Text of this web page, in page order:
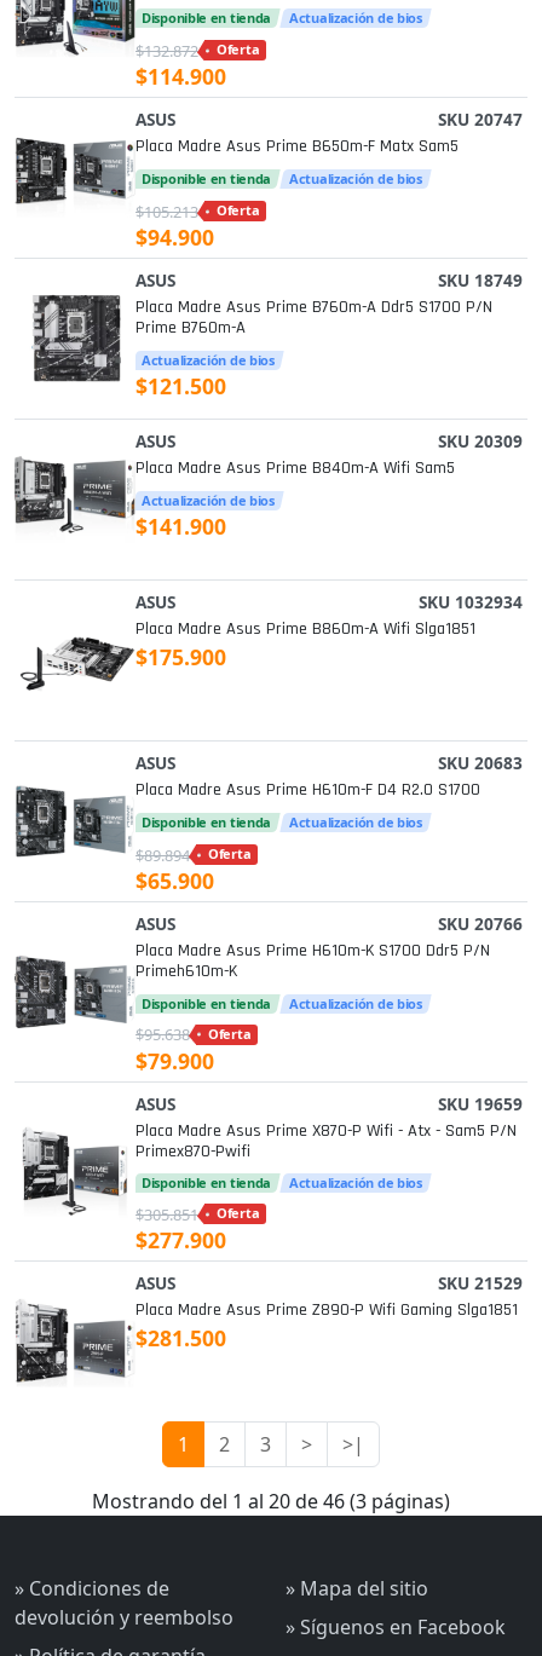
Disponible en tienda Actualización de bios
$132.872 Oferta
$114.900
ASUS SKU 20747
Placa Madre Asus Prime B650m-F Matx Sam5
Disponible en tienda Actualización de bios
$105.213 Oferta
$94.900
ASUS SKU 18749
Placa Madre Asus Prime B760m-A Ddr5 S1700 P/n
Prime B760m-A
Actualización de bios
$121.500
ASUS SKU 20309
Placa Madre Asus Prime B840m-A Wifi Sam5
Actualización de bios
$141.900
ASUS SKU 1032934
Placa Madre Asus Prime B860m-A Wifi Slga1851
$175.900
ASUS SKU 20683
Placa Madre Asus Prime H610m-F D4 R2.0 S1700
Disponible en tienda Actualización de bios
$89.894 Oferta
$65.900
ASUS SKU 20766
Placa Madre Asus Prime H610m-K S1700 Ddr5 P/n
Primeh610m-K
Disponible en tienda Actualización de bios
$95.638 Oferta
$79.900
ASUS SKU 19659
Placa Madre Asus Prime X870-P Wifi - Atx - Sam5 P/n
Primex870-Pwifi
Disponible en tienda Actualización de bios
$305.851 Oferta
$277.900
ASUS SKU 21529
Placa Madre Asus Prime Z890-P Wifi Gaming Slga1851
$281.500
1 2 3 > >|
Mostrando del 1 al 20 de 46 (3 páginas)
» Condiciones de
devolución y reembolso
» Mapa del sitio
» Síguenos en Facebook